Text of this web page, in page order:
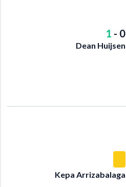
1 - 0
Dean Huijsen
Kepa Arrizabalaga